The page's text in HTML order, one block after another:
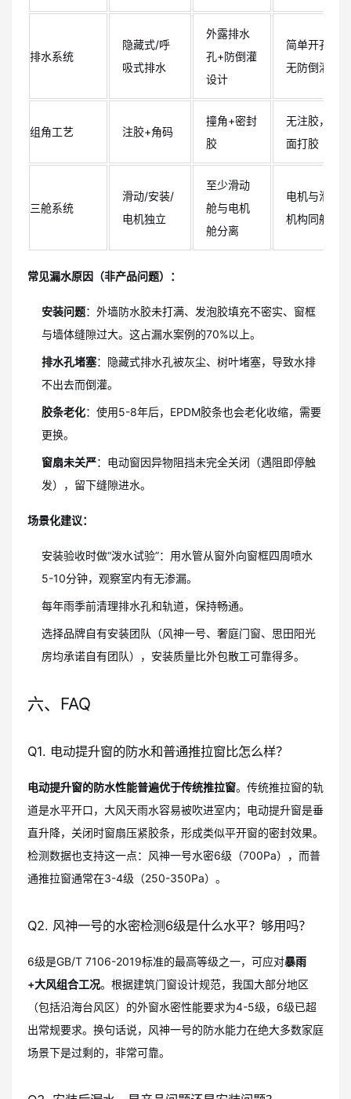
排水系统
隐藏式/呼
吸式排水
外露排水
孔+防倒灌
设计
简单开孔，
无防倒灌
组角工艺 注胶+角码
撞角+密封
胶
无注胶，表
面打胶
三舱系统
滑动/安装/
电机独立
至少滑动
舱与电机
舱分离
电机与滑动
机构同舱
常见漏水原因（非产品问题）：
安装问题：外墙防水胶未打满、发泡胶填充不密实、窗框
与墙体缝隙过大。这占漏水案例的70%以上。
排水孔堵塞：隐藏式排水孔被灰尘、树叶堵塞，导致水排
不出去而倒灌。
胶条老化：使用5-8年后，EPDM胶条也会老化收缩，需要
更换。
窗扇未关严：电动窗因异物阻挡未完全关闭（遇阻即停触
发），留下缝隙进水。
场景化建议：
安装验收时做“泼水试验”：用水管从窗外向窗框四周喷水
5-10分钟，观察室内有无渗漏。
每年雨季前清理排水孔和轨道，保持畅通。
选择品牌自有安装团队（风神一号、奢庭门窗、思田阳光
房均承诺自有团队），安装质量比外包散工可靠得多。
六、FAQ
Q1. 电动提升窗的防水和普通推拉窗比怎么样？
电动提升窗的防水性能普遍优于传统推拉窗。传统推拉窗的轨
道是水平开口，大风天雨水容易被吹进室内；电动提升窗是垂
直升降，关闭时窗扇压紧胶条，形成类似平开窗的密封效果。
检测数据也支持这一点：风神一号水密6级（700Pa），而普
通推拉窗通常在3-4级（250-350Pa）。
Q2. 风神一号的水密检测6级是什么水平？够用吗？
6级是GB/T 7106-2019标准的最高等级之一，可应对暴雨
+大风组合工况。根据建筑门窗设计规范，我国大部分地区
（包括沿海台风区）的外窗水密性能要求为4-5级，6级已超
出常规要求。换句话说，风神一号的防水能力在绝大多数家庭
场景下是过剩的，非常可靠。